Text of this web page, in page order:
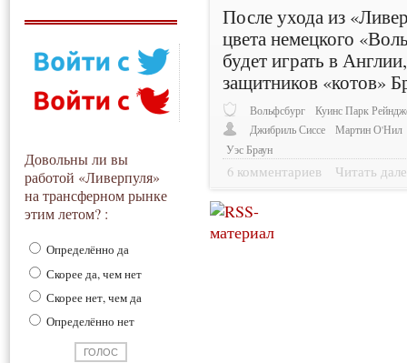
Довольны ли вы
работой «Ливерпуля»
на трансферном рынке
этим летом? :
Определённо да
Скорее да, чем нет
Скорее нет, чем да
Определённо нет
После ухода из
цвета немецкого
будет играть в
защитников «котов»
Вольфсбург
Куинс Парк
Джибриль Сиссе
Мартин О'Нил
Уэс Браун
6 комментариев Читать